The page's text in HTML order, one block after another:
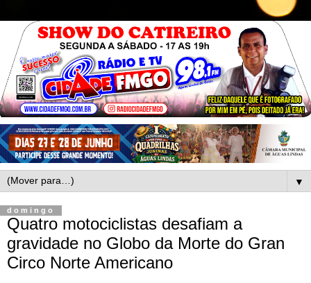
▼
domingo
Quatro motociclistas desafiam a
gravidade no Globo da Morte do Gran
Circo Norte Americano